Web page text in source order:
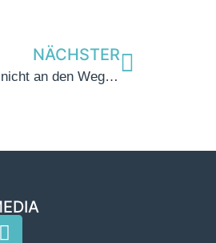
NÄCHSTER
Azubi-Ticket kommt: Denk‘ an Deine Ausbildung – nicht an den Weg dorthin